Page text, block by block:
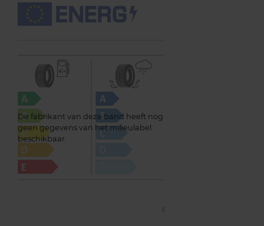
De fabrikant van deze band heeft nog
geen gegevens van het milieulabel
beschikbaar.